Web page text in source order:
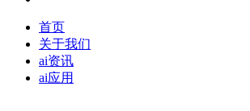
首页
关于我们
ai资讯
ai应用